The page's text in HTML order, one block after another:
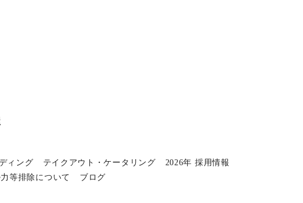
ィング テイクアウト・ケータリング
2026年 採用情報
等排除について ブログ